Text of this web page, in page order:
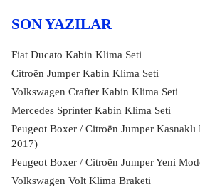
SON YAZILAR
Fiat Ducato Kabin Klima Seti
Citroën Jumper Kabin Klima Seti
Volkswagen Crafter Kabin Klima Seti
Mercedes Sprinter Kabin Klima Seti
Peugeot Boxer / Citroën Jumper
2017)
Peugeot Boxer / Citroën Jumper Yeni
Volkswagen Volt Klima Braketi